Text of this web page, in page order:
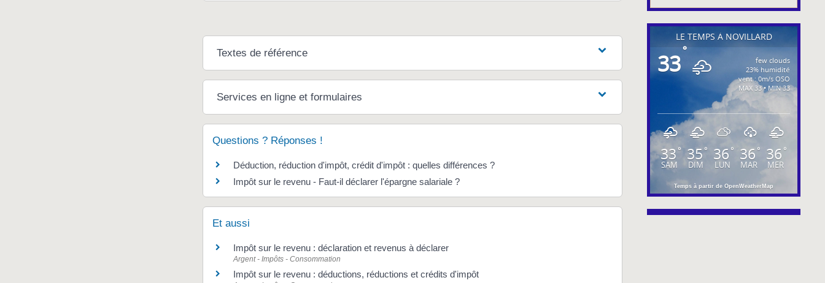
Textes de référence
Services en ligne et formulaires
Questions ? Réponses !
Déduction, réduction d'impôt, crédit d'impôt : quelles différences ?
Impôt sur le revenu - Faut-il déclarer l'épargne salariale ?
Et aussi
Impôt sur le revenu : déclaration et revenus à déclarer
Argent - Impôts - Consommation
Impôt sur le revenu : déductions, réductions et crédits d'impôt
LE TEMPS À NOVILLARD
33°
few clouds
23% humidité
vent : 0m/s OSO
MAX 33 • MIN 33
33 °
SAM
35 °
DIM
36 °
LUN
36 °
MAR
36 °
MER
Temps à partir de OpenWeatherMap